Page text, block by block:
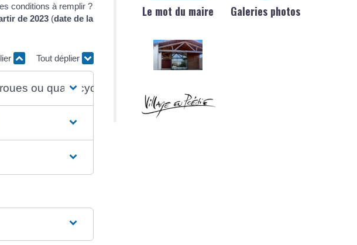
conditions à remplir ?
de 2023 (date de la
Tout déplier
ou quadricycle à moteur ?
Le mot du maire Galeries photos